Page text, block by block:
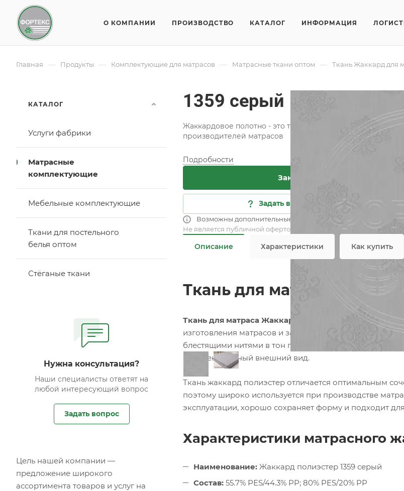
О КОМПАНИИ ПРОИЗВОДСТВО КАТАЛОГ ИНФОРМАЦИЯ
Главная — Продукты — Комплектующие для матрасов — Матрасные ткани оптом — Ткань Жаккард для
1359 серый
Жаккардовое полотно - это ткань с красивым рельефным
производителей матрасов
Подробности
Заказать
Задать вопрос
Возможны дополнительные опции
Не является публичной офертой
Описание Характеристики Как купить
Ткань для матраса
Ткань для матраса Жаккард полиэстер 1359 серый
—
изготовления матрасов и защитных матрасных
блестящими нитями в тон полотна, ткань выглядит
привлекательный внешний вид.
Ткань жаккард полиэстер отличается оптимальным
поэтому широко используется при производстве
эксплуатации, хорошо сохраняет форму и подходит
Характеристики матрасного
Наименование: Жаккард полиэстер 1359 серый
Состав: 55.7% PES/44.3% PP; 80% PES/20% PP
КАТАЛОГ
Услуги фабрики
Матрасные
комплектующие
Мебельные комплектующие
Ткани для постельного
белья оптом
Стёганые ткани
Нужна консультация?
Наши специалисты ответят на
любой интересующий вопрос
Задать вопрос
Цель нашей компании —
предложение широкого
ассортимента товаров и услуг на